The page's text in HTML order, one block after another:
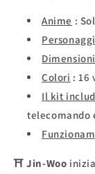
Anime :
Dimensioni
Colori : 16
Il kit
telecomando
⛩Jin-Woo